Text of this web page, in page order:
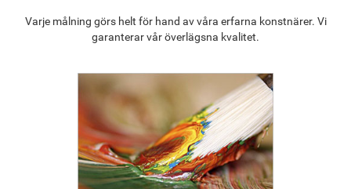
Varje målning görs helt för hand av våra erfarna konstnärer. Vi
garanterar vår överlägsna kvalitet.